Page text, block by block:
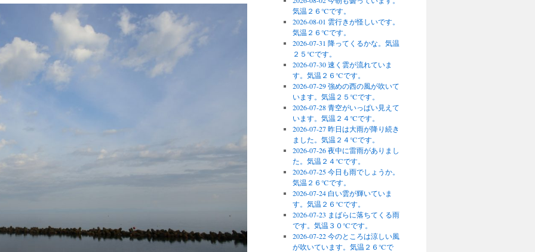
気温２６℃です。
2026-08-01 雲行きが怪しいです。
気温２６℃です。
2026-07-31 降ってくるかな。気温
２５℃です。
2026-07-30 速く雲が流れていま
す。気温２６℃です。
2026-07-29 強めの西の風が吹いて
います。気温２５℃です。
2026-07-28 青空がいっぱい見えて
います。気温２４℃です。
2026-07-27 昨日は大雨が降り続き
ました。気温２４℃です。
2026-07-26 夜中に雷雨がありまし
た。気温２４℃です。
2026-07-25 今日も雨でしょうか。
気温２６℃です。
2026-07-24 白い雲が輝いていま
す。気温２６℃です。
2026-07-23 まばらに落ちてくる雨
です。気温３０℃です。
2026-07-22 今のところは涼しい風
が吹いています。気温２６℃で